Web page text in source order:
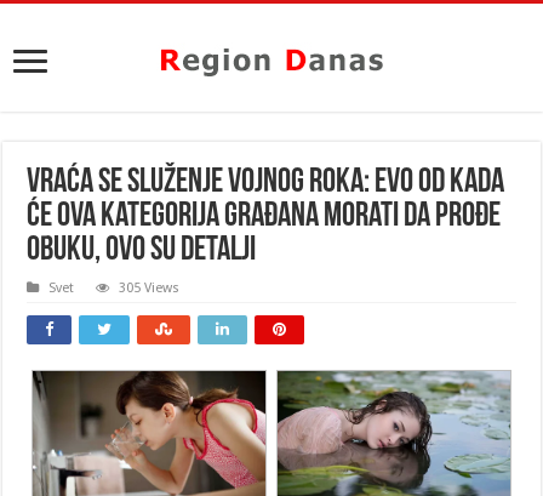
VRAĆA SE SLUŽENJE VOJNOG ROKA: Evo od KADA
će ova kategorija građana morati da prođe
obuku, OVO SU DETALJI
Svet 305 Views